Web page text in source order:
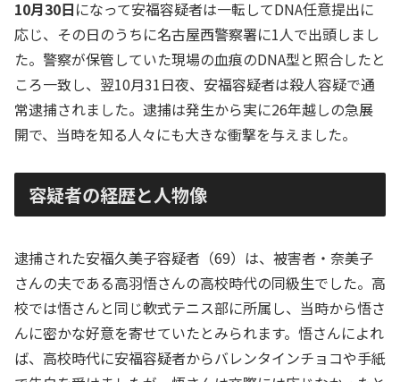
10月30日になって安福容疑者は一転してDNA任意提出に
応じ、その日のうちに名古屋西警察署に1人で出頭しまし
た。警察が保管していた現場の血痕のDNA型と照合したと
ころ一致し、翌10月31日夜、安福容疑者は殺人容疑で通
常逮捕されました。逮捕は発生から実に26年越しの急展
開で、当時を知る人々にも大きな衝撃を与えました。
容疑者の経歴と人物像
逮捕された安福久美子容疑者（69）は、被害者・奈美子
さんの夫である高羽悟さんの高校時代の同級生でした。高
校では悟さんと同じ軟式テニス部に所属し、当時から悟さ
んに密かな好意を寄せていたとみられます。悟さんによれ
ば、高校時代に安福容疑者からバレンタインチョコや手紙